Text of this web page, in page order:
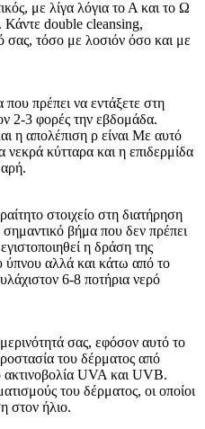
με λίγα λόγια το Α και το Ω
Κάντε double cleansing,
τόσο με λοσιόν όσο και με
που πρέπει να εντάξετε στη
2-3 φορές την εβδομάδα.
η απολέπιση ρ είναι Με αυτό
νεκρά κύτταρα και η επιδερμίδα
στοιχείο στη διατήρηση
σημαντικό βήμα που δεν πρέπει
η δράση της
ύπνου αλλά και κάτω από το
6-8 ποτήρια νερό
σας, εφόσον αυτό το
του δέρματος από
UVA και UVB.
του δέρματος, οι οποίοι
στον ήλιο.